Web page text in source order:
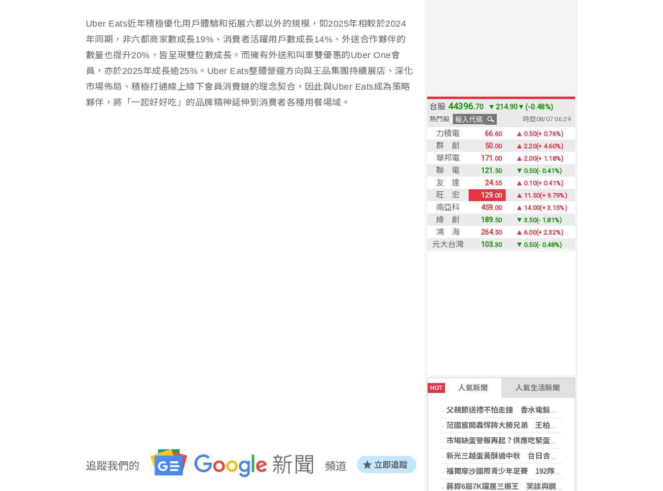
HOT 人氣新聞 人氣生活新聞
父親節送禮不怕走鐘 香水電鬍刀千年不敗
范國宸開轟悍將大勝兄弟 王柏融再見安雄鷹擒猿
市場缺蛋警報再起？供應吃緊蛋價蠢蠢欲動
新光三越蛋黃酥過中秋 台日合作開發話題新品
福爾摩沙國際青少年足賽 192隊參賽規模創新高
蔣銲6局7K躍居三振王 笑談與鋼龍良性競爭
Uber Eats近年積極優化用戶體驗和拓展六都以外的規模，如2025年相較於2024
年同期，非六都商家數成長19%、消費者活躍用戶數成長14%、外送合作夥伴的
數量也提升20%，皆呈現雙位數成長。而擁有外送和叫車雙優惠的Uber One會
員，亦於2025年成長逾25%。Uber Eats整體營運方向與王品集團持續展店、深化
市場佈局、積極打通線上線下會員消費鏈的理念契合，因此與Uber Eats成為策略
夥伴，將「一起好好吃」的品牌精神延伸到消費者各種用餐場域。